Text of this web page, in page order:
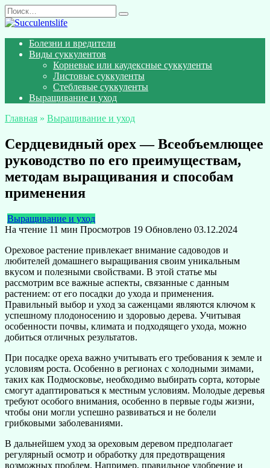
Перейти
к
Search
for:
Болезни и вредители
Виды суккулентов
Корневые или каудексные суккуленты
Листовые суккуленты
Стеблевые суккуленты
Выращивание и уход
Главная » Выращивание и уход
Сердцевидный орех — Всеобъемлющее
руководство по его преимуществам,
методам выращивания и способам
применения
Выращивание и уход
На чтение 11 мин Просмотров 19 Обновлено 03.12.2024
Ореховое растение привлекает внимание садоводов и
любителей домашнего выращивания своим уникальным
вкусом и полезными свойствами. В этой статье мы
рассмотрим все важные аспекты, связанные с данным
растением: от его посадки до ухода и применения.
Правильный выбор и уход за саженцами являются ключом к
успешному плодоносению и здоровью дерева. Учитывая
особенности почвы, климата и подходящего ухода, можно
добиться отличных результатов.
При посадке ореха важно учитывать его требования к земле и
условиям роста. Особенно в регионах с холодными зимами,
таких как Подмосковье, необходимо выбирать сорта, которые
смогут адаптироваться к местным условиям. Молодые деревья
требуют особого внимания, особенно в первые годы жизни,
чтобы они могли успешно развиваться и не болели
грибковыми заболеваниями.
В дальнейшем уход за ореховым деревом предполагает
регулярный осмотр и обработку для предотвращения
возможных проблем. Например, правильное удобрение и